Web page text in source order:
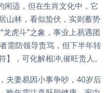
闲适，但在生肖文化中，它
山林，看似蛰伏，实则蓄势
龙虎斗”之象，事业上易遇团
需防领导责骂，但下半年转
，可化解相冲,催旺贵人。
夫妻易因小事争吵，40岁后